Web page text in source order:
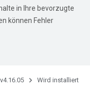
in Ihre bevorzugte
können Fehler
v4.16.05 Wird installiert